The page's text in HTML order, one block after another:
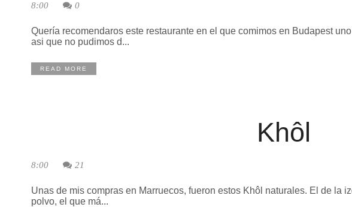
8:00 0
Quería recomendaros este restaurante en el que comimos en Budapest
asi que no pudimos d...
READ MORE
Khôl
8:00 21
Unas de mis compras en Marruecos, fueron estos Khôl naturales. El de la
polvo, el que má...